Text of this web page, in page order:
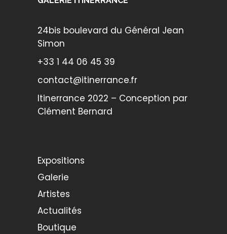
24bis boulevard du Général Jean
Simon
+33 1 44 06 45 39
contact@itinerrance.fr
Itinerrance 2022 – Conception par
Clément Bernard
Expositions
Galerie
Artistes
Actualités
Boutique